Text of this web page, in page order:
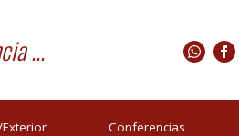
...
Conferencias